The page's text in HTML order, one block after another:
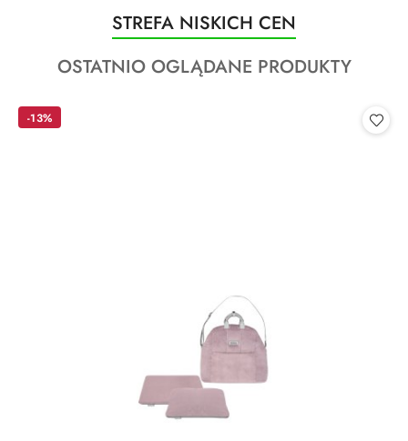
Pomiń karuzelę produktów
Produkty
o
statusie:
STREFA NISKICH CEN
Produkty
statusie:
OSTATNIO OGLĄDANE PRODUKTY
-13%